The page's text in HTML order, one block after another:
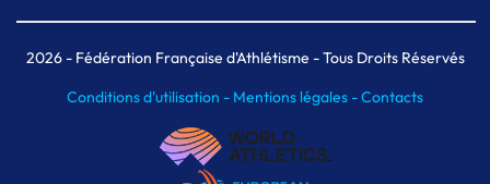
Meeting de Paris indoor
MAIF Ekiden de Paris
2026- Fédération Française d'Athlétisme - Tous Droits Réservés
Conditions d'utilisation - Mentions légales -Contacts